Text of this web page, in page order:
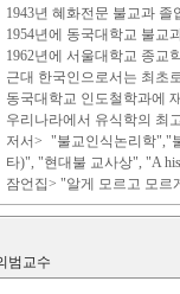
1943년 혜화전문 불교과 졸
1954년에 동국대학교 불교
1962년에 서울대학교 종교
근대 한국인으로서는 최초
동국대학교 인도철학과에
우리나라에서 유식학의 최
저서> "불교인식논리학
타)", "현대불 교사상", "A
잠언집> "알게 모르고 모르
범교수